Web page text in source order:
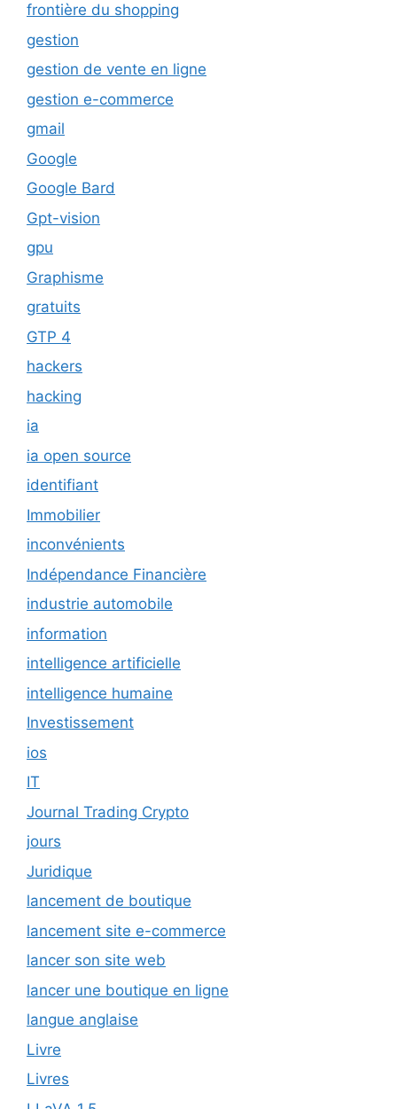
frontière du shopping
gestion
gestion de vente en ligne
gestion e-commerce
gmail
Google
Google Bard
Gpt-vision
gpu
Graphisme
gratuits
GTP 4
hackers
hacking
ia
ia open source
identifiant
Immobilier
inconvénients
Indépendance Financière
industrie automobile
information
intelligence artificielle
intelligence humaine
Investissement
ios
IT
Journal Trading Crypto
jours
Juridique
lancement de boutique
lancement site e-commerce
lancer son site web
lancer une boutique en ligne
langue anglaise
Livre
Livres